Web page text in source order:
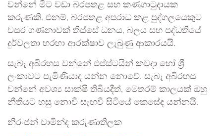
වන්නේ මීට වඩා බරපතළ සහ කණගාටුදායක
කරුණකි. එනම්, බරපතළ අපරාධ කළ පුද්ගලයෙකුට
වසර ගණනාවක් තිස්සේ ධනය, බලය සහ පද්ධතියේ
දුර්වලතා හරහා ආරක්ෂාව ලැබුණු ආකාරයයි.
සැබෑ අබිරහස වන්නේ එප්ස්ටයින් කවදා හෝ ශ්‍රී
ලංකාවට පැමිණියාද යන්න නොවේ. සැබෑ අබිරහස
වන්නේ අවශ්‍ය සාක්ෂි තිබියදීත්, මෙතරම් කාලයක් ඔහු
නීතියට හසු නොවී සැඟවී සිටියේ කෙසේද යන්නයි.
නිරංජන් චාමින්ද කරුණාතිලක